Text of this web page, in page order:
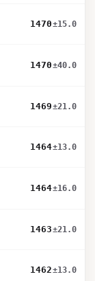
1470±15.0
1470±40.0
1469±21.0
1464±13.0
1464±16.0
1463±21.0
1462±13.0